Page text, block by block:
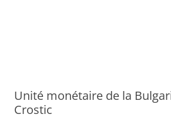
Unité monétaire de la
Crostic